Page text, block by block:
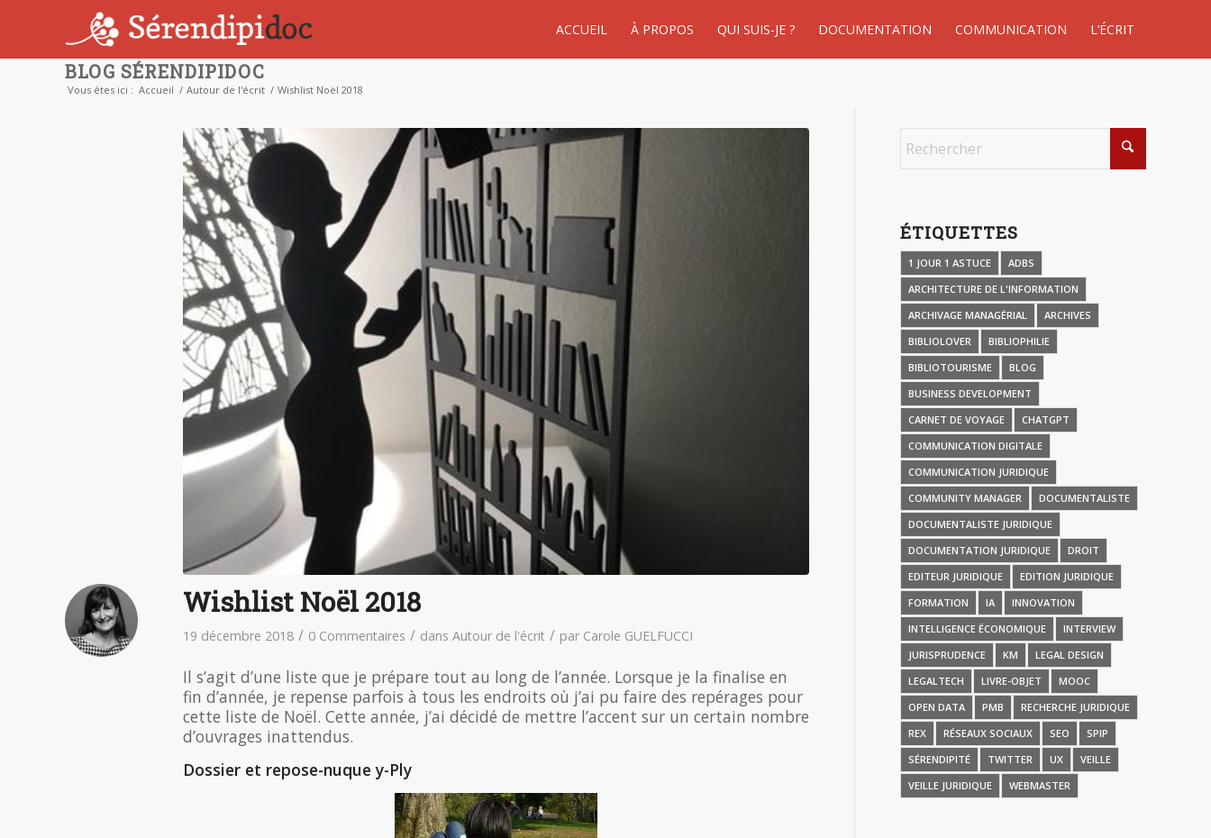
ACCUEIL À PROPOS QUI SUIS-JE ? DOCUMENTATION COMMUNICATION L’ÉCRIT
BLOG SÉRENDIPIDOC
Vous êtes ici : Accueil / Autour de l'écrit / Wishlist Noël 2018
Wishlist Noël 2018
19 décembre 2018 / 0 Commentaires / dans Autour de l'écrit / par Carole GUELFUCCI
Il s’agit d’une liste que je prépare tout au long de l’année. Lorsque je la finalise en
fin d’année, je repense parfois à tous les endroits où j’ai pu faire des repérages pour
cette liste de Noël. Cette année, j’ai décidé de mettre l’accent sur un certain nombre
d’ouvrages inattendus.
Dossier et repose-nuque y-Ply
ÉTIQUETTES
1 JOUR 1 ASTUCE
ADBS
ARCHITECTURE DE L'INFORMATION
ARCHIVAGE MANAGÉRIAL
ARCHIVES
BIBLIOLOVER
BIBLIOPHILIE
BIBLIOTOURISME
BLOG
BUSINESS DEVELOPMENT
CARNET DE VOYAGE
CHATGPT
COMMUNICATION DIGITALE
COMMUNICATION JURIDIQUE
COMMUNITY MANAGER
DOCUMENTALISTE
DOCUMENTALISTE JURIDIQUE
DOCUMENTATION JURIDIQUE
DROIT
EDITEUR JURIDIQUE
EDITION JURIDIQUE
FORMATION
IA
INNOVATION
INTELLIGENCE ÉCONOMIQUE
INTERVIEW
JURISPRUDENCE
KM
LEGAL DESIGN
LEGALTECH
LIVRE-OBJET
MOOC
OPEN DATA
PMB
RECHERCHE JURIDIQUE
REX
RÉSEAUX SOCIAUX SEO
SPIP
SÉRENDIPITÉ
TWITTER UX
VEILLE
VEILLE JURIDIQUE
WEBMASTER